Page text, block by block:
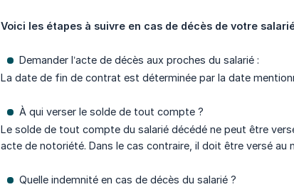
Voici les étapes à suivre en cas de décès de votre
Demander l’acte de décès aux proches du salarié :
La date de fin de contrat est déterminée par la date
À qui verser le solde de tout compte ?
Le solde de tout compte du salarié décédé ne peut être
acte de notoriété. Dans le cas contraire, il doit être versé au
Quelle indemnité en cas de décès du salarié ?